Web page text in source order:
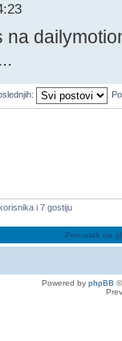
i 7 gostiju
Povratak na
Powered by phpBB